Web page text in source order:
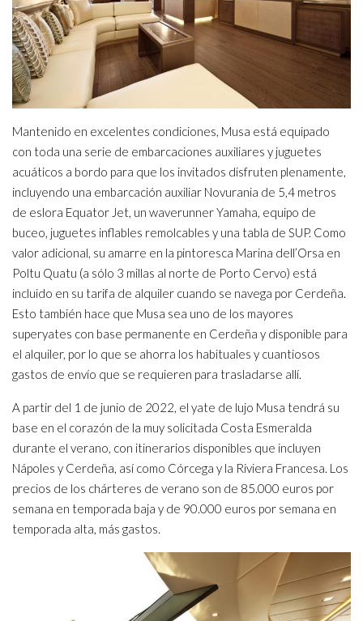
Mantenido en excelentes condiciones, Musa está equipado
con toda una serie de embarcaciones auxiliares y juguetes
acuáticos a bordo para que los invitados disfruten plenamente,
incluyendo una embarcación auxiliar Novurania de 5,4 metros
de eslora Equator Jet, un waverunner Yamaha, equipo de
buceo, juguetes inflables remolcables y una tabla de SUP. Como
valor adicional, su amarre en la pintoresca Marina dell’Orsa en
Poltu Quatu (a sólo 3 millas al norte de Porto Cervo) está
incluido en su tarifa de alquiler cuando se navega por Cerdeña.
Esto también hace que Musa sea uno de los mayores
superyates con base permanente en Cerdeña y disponible para
el alquiler, por lo que se ahorra los habituales y cuantiosos
gastos de envío que se requieren para trasladarse allí.
A partir del 1 de junio de 2022, el yate de lujo Musa tendrá su
base en el corazón de la muy solicitada Costa Esmeralda
durante el verano, con itinerarios disponibles que incluyen
Nápoles y Cerdeña, así como Córcega y la Riviera Francesa. Los
precios de los chárteres de verano son de 85.000 euros por
semana en temporada baja y de 90.000 euros por semana en
temporada alta, más gastos.